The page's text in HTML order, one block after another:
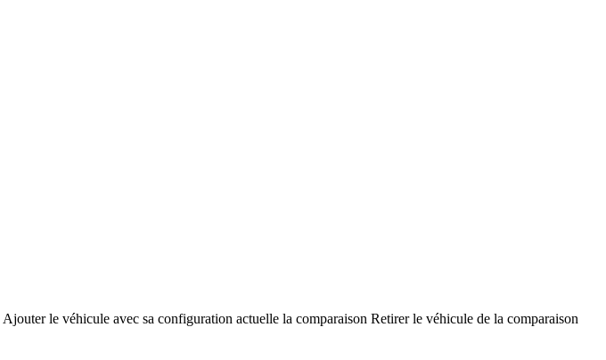
Ajouter le véhicule avec sa configuration actuelle la comparaison Retirer le véhicule de la comparaison